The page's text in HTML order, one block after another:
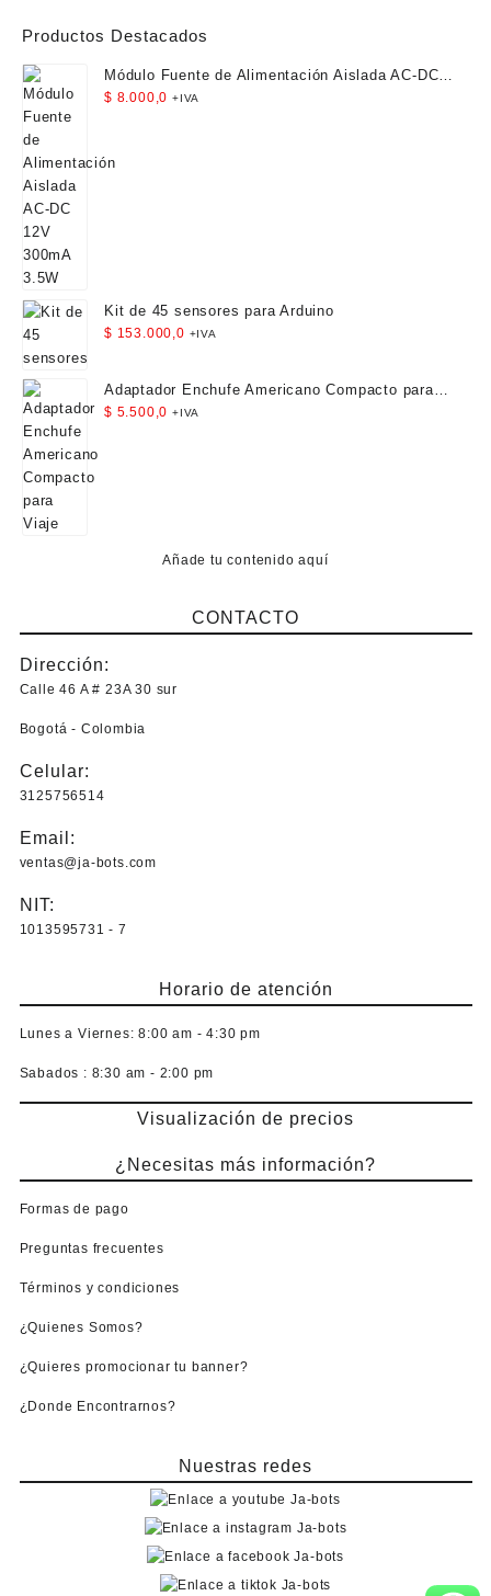
Productos Destacados
Módulo Fuente de Alimentación Aislada AC-DC
12V 300mA 3.5W
$ 8.000,0 +IVA
Kit de 45 sensores para Arduino
$ 153.000,0 +IVA
Adaptador Enchufe Americano Compacto para
Viaje
$ 5.500,0 +IVA
Añade tu contenido aquí
CONTACTO
Dirección:
Calle 46 A # 23A 30 sur
Bogotá - Colombia
Celular:
3125756514
Email:
ventas@ja-bots.com
NIT:
1013595731 - 7
Horario de atención
Lunes a Viernes: 8:00 am - 4:30 pm
Sabados : 8:30 am - 2:00 pm
Visualización de precios
¿Necesitas más información?
Formas de pago
Preguntas frecuentes
Términos y condiciones
¿Quienes Somos?
¿Quieres promocionar tu banner?
¿Donde Encontrarnos?
Nuestras redes